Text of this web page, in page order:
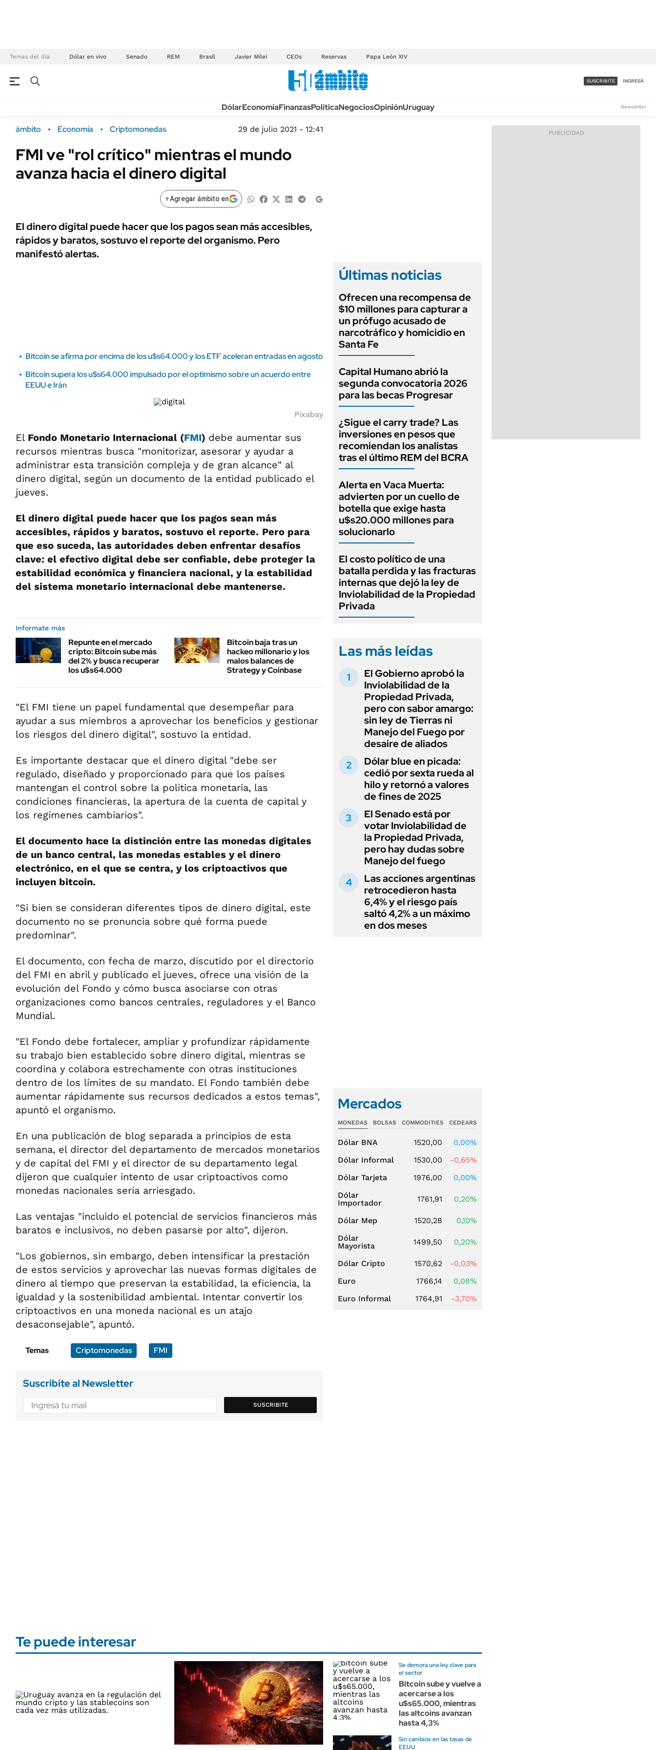
Temas del día Dólar en vivo Senado REM Brasil Javier Milei CEOs Reservas Papa León XIV
Campo
FINANZAS
ÁMBITO DEBATE
MEDIAKIT AMBITO DEBATE
Sustentabilidad
Seguros
POLÍTICA
Municipios
TECNOLOGÍA
MÉXICO
MUNDO
LIFESTYLE
AUTOS
ACCESO FULL - $1.800/MES
SUSCRIBITE INGRESÁ
DólarEconomíaFinanzasPolíticaNegociosOpiniónUruguay Newsletter
ámbito Economía Criptomonedas 29 de julio 2021 - 12:41
FMI ve "rol crítico" mientras el mundo
avanza hacia el dinero digital
+Agregar ámbito en
El dinero digital puede hacer que los pagos sean más accesibles,
rápidos y baratos, sostuvo el reporte del organismo. Pero
manifestó alertas.
Bitcoin se afirma por encima de los u$s64.000 y los ETF aceleran entradas en agosto
Bitcoin supera los u$s64.000 impulsado por el optimismo sobre un acuerdo entre
EEUU e Irán
Pixabay
El Fondo Monetario Internacional (FMI) debe aumentar sus
recursos mientras busca "monitorizar, asesorar y ayudar a
administrar esta transición compleja y de gran alcance" al
dinero digital, según un documento de la entidad publicado el
jueves.
El dinero digital puede hacer que los pagos sean más
accesibles, rápidos y baratos, sostuvo el reporte. Pero para
que eso suceda, las autoridades deben enfrentar desafíos
clave: el efectivo digital debe ser confiable, debe proteger la
estabilidad económica y financiera nacional, y la estabilidad
del sistema monetario internacional debe mantenerse.
Informate más
Repunte en el mercado
cripto: Bitcoin sube más
del 2% y busca recuperar
los u$s64.000
Bitcoin baja tras un
hackeo millonario y los
malos balances de
Strategy y Coinbase
"El FMI tiene un papel fundamental que desempeñar para
ayudar a sus miembros a aprovechar los beneficios y gestionar
los riesgos del dinero digital", sostuvo la entidad.
Es importante destacar que el dinero digital "debe ser
regulado, diseñado y proporcionado para que los países
mantengan el control sobre la política monetaria, las
condiciones financieras, la apertura de la cuenta de capital y
los regímenes cambiarios".
El documento hace la distinción entre las monedas digitales
de un banco central, las monedas estables y el dinero
electrónico, en el que se centra, y los criptoactivos que
incluyen bitcoin.
"Si bien se consideran diferentes tipos de dinero digital, este
documento no se pronuncia sobre qué forma puede
predominar".
El documento, con fecha de marzo, discutido por el directorio
del FMI en abril y publicado el jueves, ofrece una visión de la
evolución del Fondo y cómo busca asociarse con otras
organizaciones como bancos centrales, reguladores y el Banco
Mundial.
"El Fondo debe fortalecer, ampliar y profundizar rápidamente
su trabajo bien establecido sobre dinero digital, mientras se
coordina y colabora estrechamente con otras instituciones
dentro de los límites de su mandato. El Fondo también debe
aumentar rápidamente sus recursos dedicados a estos temas",
apuntó el organismo.
En una publicación de blog separada a principios de esta
semana, el director del departamento de mercados monetarios
y de capital del FMI y el director de su departamento legal
dijeron que cualquier intento de usar criptoactivos como
monedas nacionales sería arriesgado.
Las ventajas "incluido el potencial de servicios financieros más
baratos e inclusivos, no deben pasarse por alto", dijeron.
"Los gobiernos, sin embargo, deben intensificar la prestación
de estos servicios y aprovechar las nuevas formas digitales de
dinero al tiempo que preservan la estabilidad, la eficiencia, la
igualdad y la sostenibilidad ambiental. Intentar convertir los
criptoactivos en una moneda nacional es un atajo
desaconsejable", apuntó.
Temas Criptomonedas FMI
Suscribite al Newsletter
SUSCRIBITE
Últimas noticias
Ofrecen una recompensa de
$10 millones para capturar a
un prófugo acusado de
narcotráfico y homicidio en
Santa Fe
Capital Humano abrió la
segunda convocatoria 2026
para las becas Progresar
¿Sigue el carry trade? Las
inversiones en pesos que
recomiendan los analistas
tras el último REM del BCRA
Alerta en Vaca Muerta:
advierten por un cuello de
botella que exige hasta
u$s20.000 millones para
solucionarlo
El costo político de una
batalla perdida y las fracturas
internas que dejó la ley de
Inviolabilidad de la Propiedad
Privada
Las más leídas
El Gobierno aprobó la
Inviolabilidad de la
Propiedad Privada,
pero con sabor amargo:
sin ley de Tierras ni
Manejo del Fuego por
desaire de aliados
Dólar blue en picada:
cedió por sexta rueda al
hilo y retornó a valores
de fines de 2025
El Senado está por
votar Inviolabilidad de
la Propiedad Privada,
pero hay dudas sobre
Manejo del fuego
Las acciones argentinas
retrocedieron hasta
6,4% y el riesgo país
saltó 4,2% a un máximo
en dos meses
Mercados
MONEDAS BOLSAS COMMODITIES CEDEARS
Dólar BNA 1520,00
0,00%
Dólar Informal
1530,00
-0,65%
Dólar Tarjeta
1976,00
0,00%
Dólar
Importador
1761,91 0,20%
Dólar Mep 1520,28
0,10%
Dólar
Mayorista
1499,50 0,20%
Dólar Cripto 1570,62
-0,03%
Euro
1766,14
0,08%
Euro Informal
1764,91 -3,70%
Te puede interesar
Se demora una ley clave para
el sector
Bitcoin sube y vuelve a
acercarse a los
u$s65.000, mientras
las altcoins avanzan
hasta 4,3%
Sin cambios en las tasas de
EEUU